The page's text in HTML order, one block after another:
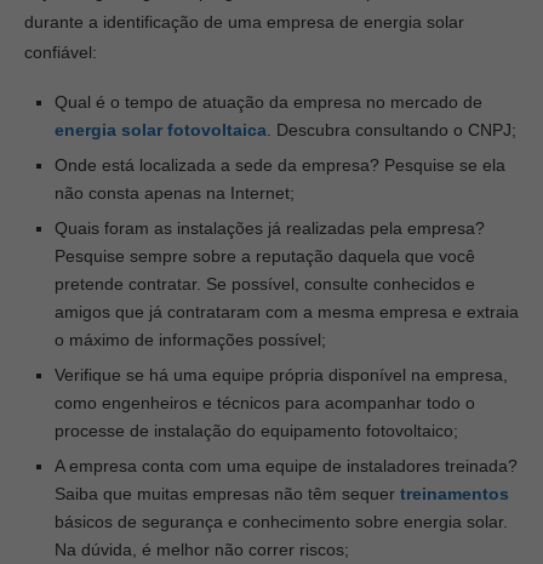
durante a identificação de uma empresa de energia solar
confiável:
Qual é o tempo de atuação da empresa no mercado de
energia solar fotovoltaica . Descubra consultando o CNPJ;
Onde está localizada a sede da empresa? Pesquise se ela
não consta apenas na Internet;
Quais foram as instalações já realizadas pela empresa?
Pesquise sempre sobre a reputação daquela que você
pretende contratar. Se possível, consulte conhecidos e
amigos que já contrataram com a mesma empresa e extraia
o máximo de informações possível;
Verifique se há uma equipe própria disponível na empresa,
como engenheiros e técnicos para acompanhar todo o
processe de instalação do equipamento fotovoltaico;
A empresa conta com uma equipe de instaladores treinada?
Saiba que muitas empresas não têm sequer treinamentos
básicos de segurança e conhecimento sobre energia solar.
Na dúvida, é melhor não correr riscos;